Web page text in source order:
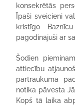
konsekrētās
Īpaši sveicieni
kristīgo
pagodinājuši ar
Šodien
attiecību
pārtraukuma
notika pāvesta
Kopš tā laika